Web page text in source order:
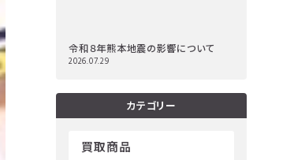
令和８年熊本地震の影響について
2026.07.29
カテゴリー
買取商品